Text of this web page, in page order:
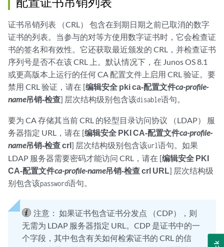
证书吊销列表 （CRL） 包含在到期日期之前已取消的数字
证书的列表。当参与的对等方使用数字证书时，它会检查证
书的签名和有效性。它还获取最近颁发的 CRL，并检查证书
序列号是否不在该 CRL 上。默认情况下，在 Junos OS 8.1
或更高版本上运行的任何 CA 配置文件上启用 CRL 验证。要
禁用 CRL 验证，请在 [编辑安全 pki ca-配置文件ca-profile-
name吊销-检查] 层次结构级别包含该disable语句。
要为 CA 存储其当前 CRL 的轻型目录访问协议 （LDAP） 服
务器指定 URL，请在 [编辑安全 PKI CA-配置文件ca-profile-
name吊销-检查 crl] 层次结构级别包含该url语句。如果
LDAP 服务器需要密码才能访问 CRL，请在 [编辑安全 PKI
CA-配置文件ca-profile-name吊销-检查 crl URL ] 层次结构级
别包含该password语句。
注意： 如果证书包含证书分发点 （CDP），则
无需为 LDAP 服务器指定 URL。CDP 是证书中的一
个字段，其中包含有关如何检索证书的 CRL 的信